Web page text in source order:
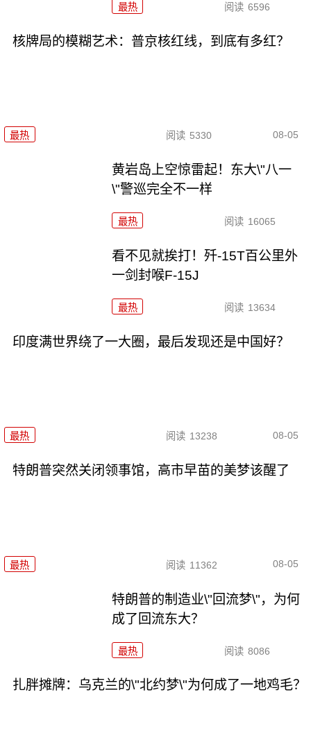
最热 阅读 6596
核牌局的模糊艺术：普京核红线，到底有多红？
最热 阅读 5330 08-05
黄岩岛上空惊雷起！东大\"八一
\"警巡完全不一样
最热 阅读 16065
看不见就挨打！歼-15T百公里外
一剑封喉F-15J
最热 阅读 13634
印度满世界绕了一大圈，最后发现还是中国好？
最热 阅读 13238 08-05
特朗普突然关闭领事馆，高市早苗的美梦该醒了
最热 阅读 11362 08-05
特朗普的制造业\"回流梦\"，为何
成了回流东大？
最热 阅读 8086
扎胖摊牌：乌克兰的\"北约梦\"为何成了一地鸡毛？